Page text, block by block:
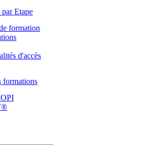
Etape
formation
d'accès
formations